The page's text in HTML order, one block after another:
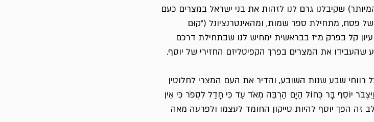
שקיבלנו גרם לנו לזהות את בני ישראל במצרים כעם
פסח, מתחילת ספר שמות, ומהאינטרנציונל ("קוּם
קל בפרק מ"ז בבראשית ימחיש לנו שבתחילת דרכם
שהעבידו את המצרים בפרך הקפיטליזם החזירי של יוסף.
רווחי שבע שנות השובע, והדיר את העם המצרי לחלוטין
יוֹסֵף בָּר כְּחוֹל הַיָּם הַרְבֵּה מְאֹד עַד כִּי חָדַל לִסְפֹּר כִּי אֵין
הפך יוסף להיות טייקון החומד לעצמו ולפרעה מאה